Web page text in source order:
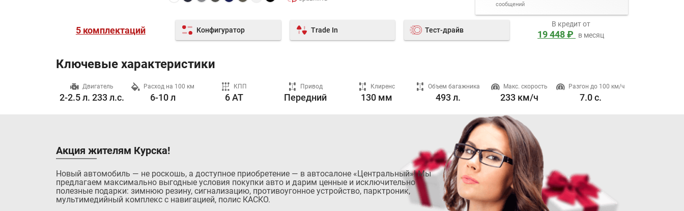
сообщений
5 комплектаций Конфигуратор Trade In Тест-драйв
В кредит от
19 448 ₽ в месяц
Ключевые характеристики
Двигатель
2-2.5 л. 233 л.с.
Расход на 100 км
6-10 л
КПП
6 AT
Привод
Передний
Клиренс
130 мм
Объем багажника
493 л.
Макс. скорость
233 км/ч
Разгон до 100 км/ч
7.0 с.
Акция жителям Курска!
Новый автомобиль — не роскошь, а доступное приобретение — в автосалоне «Центральный»! Мы
предлагаем максимально выгодные условия покупки авто и дарим ценные и исключительно
полезные подарки: зимнюю резину, сигнализацию, противоугонное устройство, парктроник,
мультимедийный комплекс с навигацией, полис КАСКО.